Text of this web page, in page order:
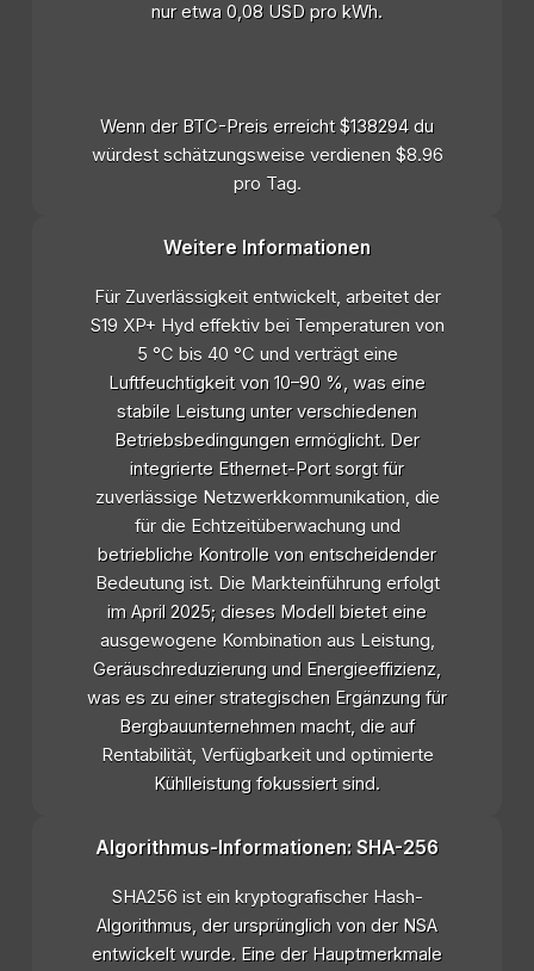
nur etwa 0,08 USD pro kWh.
Wenn der BTC-Preis erreicht $138294 du
würdest schätzungsweise verdienen $8.96
pro Tag.
Weitere Informationen
Für Zuverlässigkeit entwickelt, arbeitet der
S19 XP+ Hyd effektiv bei Temperaturen von
5 °C bis 40 °C und verträgt eine
Luftfeuchtigkeit von 10–90 %, was eine
stabile Leistung unter verschiedenen
Betriebsbedingungen ermöglicht. Der
integrierte Ethernet-Port sorgt für
zuverlässige Netzwerkkommunikation, die
für die Echtzeitüberwachung und
betriebliche Kontrolle von entscheidender
Bedeutung ist. Die Markteinführung erfolgt
im April 2025; dieses Modell bietet eine
ausgewogene Kombination aus Leistung,
Geräuschreduzierung und Energieeffizienz,
was es zu einer strategischen Ergänzung für
Bergbauunternehmen macht, die auf
Rentabilität, Verfügbarkeit und optimierte
Kühlleistung fokussiert sind.
Algorithmus-Informationen: SHA-256
SHA256 ist ein kryptografischer Hash-
Algorithmus, der ursprünglich von der NSA
entwickelt wurde. Eine der Hauptmerkmale